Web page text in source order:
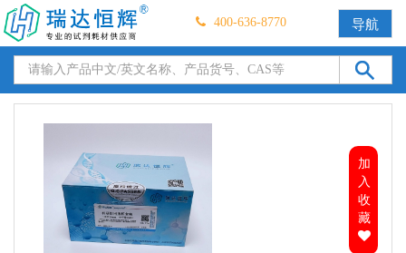
400-636-8770 导航
加
入
收
藏